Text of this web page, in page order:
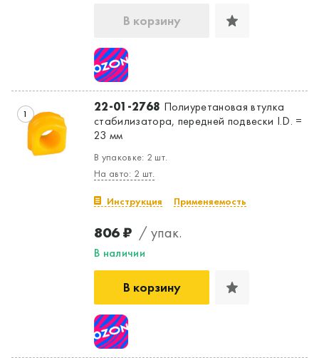
В корзину
1 22-01-2768 Полиуретановая втулка
стабилизатора, передней подвески I.D. =
23 мм
В упаковке: 2 шт.
На авто: 2 шт.
Инструкция Применяемость
806 ₽ / упак.
В наличии
В корзину